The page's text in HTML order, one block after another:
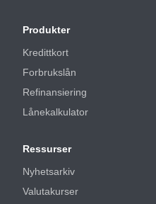
Produkter
Kredittkort
Forbrukslån
Refinansiering
Lånekalkulator
Ressurser
Nyhetsarkiv
Valutakurser